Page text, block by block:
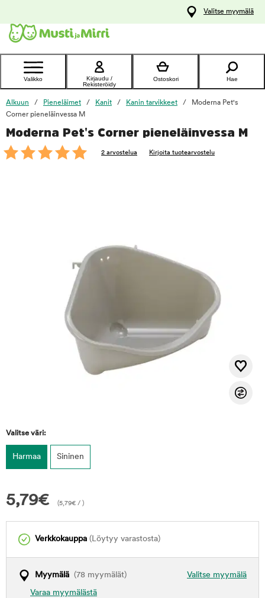
Ota yhteyttä
asiakaspalveluun
Valitse myymälä
Valikko
Kirjaudu /
Rekisteröidy
Ostoskori Hae
Alkuun Pieneläimet Kanit Kanin tarvikkeet
Moderna Pet's
Corner pieneläinvessa M
Moderna Pet's Corner pieneläinvessa M
2 arvostelua Kirjoita tuotearvostelu
Valitse väri:
Harmaa Sininen
5,79€ (5,79€ / )
Verkkokauppa (Löytyy varastosta)
Valitse myymälä
Myymälä (78 myymälät)
Varaa myymälästä
foo